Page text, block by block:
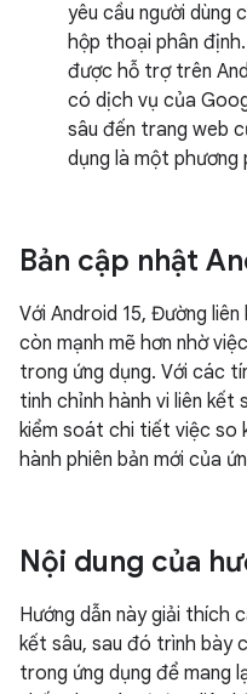
yêu cầu người dùng
hộp thoại phân
được hỗ trợ trên
có dịch vụ của
sâu đến trang web
dụng là một
Bản cập nhật
Với Android 15, Đường
còn mạnh mẽ hơn nhờ
trong ứng dụng. Với các
tinh chỉnh hành vi liên kết
kiểm soát chi tiết việc so
hành phiên bản mới của
Nội dung của
Hướng dẫn này giải thích
kết sâu, sau đó trình bày
trong ứng dụng để mang